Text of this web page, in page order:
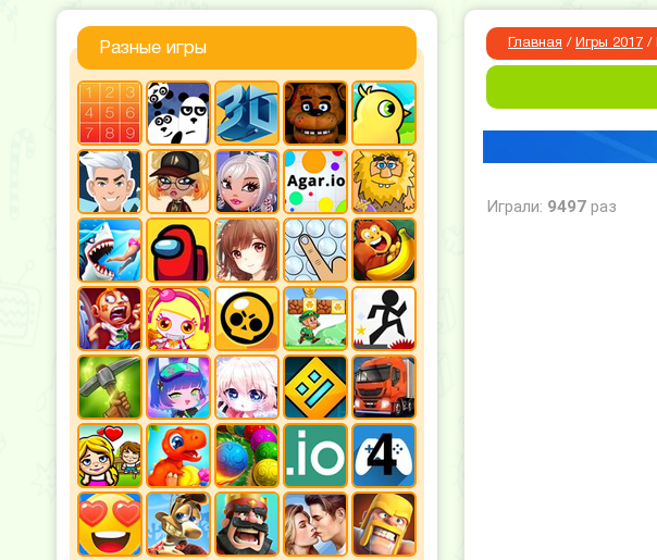
Разные игры Главная / Игры 2017 /
Играли: 9497 раз